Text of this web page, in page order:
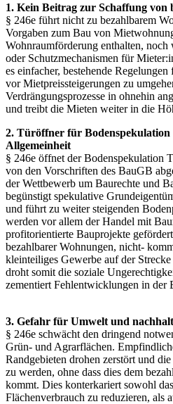
1. Kein Beitrag zur Schaffung von
§ 246e führt nicht zu bezahlbarem
Vorgaben zum Bau von
Wohnraumförderung enthalten,
oder Schutzmechanismen für
es einfacher, bestehende
vor Mietpreissteigerungen zu
Verdrängungsprozesse in ohnehin
und treibt die Mieten weiter in die
2. Türöffner für Bodenspekulation
Allgemeinheit
§ 246e öffnet der Bodenspekulation
von den Vorschriften des BauGB
der Wettbewerb um Baurechte und
begünstigt spekulative
und führt zu weiter steigenden
werden vor allem der Handel mit
profitorientierte Bauprojekte
bezahlbarer Wohnungen, nicht-
kleinteiliges Gewerbe auf der
droht somit die soziale
zementiert Fehlentwicklungen in der
3. Gefahr für Umwelt und
§ 246e schwächt den dringend
Grün- und Agrarflächen.
Randgebieten drohen zerstört und
zu werden, ohne dass dies dem
kommt. Dies konterkariert sowohl
Flächenverbrauch zu reduzieren, als